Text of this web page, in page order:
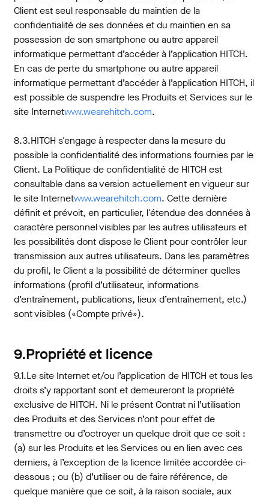
Client est seul responsable du maintien de la
confidentialité de ses données et du maintien en sa
possession de son smartphone ou autre appareil
informatique permettant d’accéder à l’application HITCH.
En cas de perte du smartphone ou autre appareil
informatique permettant d’accéder à l’application HITCH, il
est possible de suspendre les Produits et Services sur le
site Internetwww.wearehitch.com.
8.3.HITCH s'engage à respecter dans la mesure du
possible la confidentialité des informations fournies par le
Client. La Politique de confidentialité de HITCH est
consultable dans sa version actuellement en vigueur sur
le site Internetwww.wearehitch.com. Cette dernière
définit et prévoit, en particulier, l'étendue des données à
caractère personnel visibles par les autres utilisateurs et
les possibilités dont dispose le Client pour contrôler leur
transmission aux autres utilisateurs. Dans les paramètres
du profil, le Client a la possibilité de déterminer quelles
informations (profil d’utilisateur, informations
d’entraînement, publications, lieux d’entraînement, etc.)
sont visibles («Compte privé»).
9.Propriété et licence
9.1.Le site Internet et/ou l’application de HITCH et tous les
droits s’y rapportant sont et demeureront la propriété
exclusive de HITCH. Ni le présent Contrat ni l’utilisation
des Produits et des Services n’ont pour effet de
transmettre ou d’octroyer un quelque droit que ce soit :
(a) sur les Produits et les Services ou en lien avec ces
derniers, à l’exception de la licence limitée accordée ci-
dessous ; ou (b) d’utiliser ou de faire référence, de
quelque manière que ce soit, à la raison sociale, aux